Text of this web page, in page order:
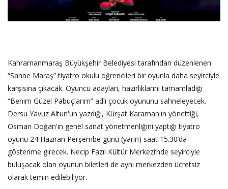
Kahramanmaraş Büyükşehir Belediyesi tarafından düzenlenen
“Sahne Maraş” tiyatro okulu öğrencileri bir oyunla daha seyirciyle
karşısına çıkacak. Oyuncu adayları, hazırlıklarını tamamladığı
“Benim Güzel Pabuçlarım” adlı çocuk oyununu sahneleyecek.
Dersu Yavuz Altun'un yazdığı, Kürşat Karaman'ın yönettiği,
Osman Doğan'ın genel sanat yönetmenliğini yaptığı tiyatro
oyunu 24 Haziran Perşembe günü (yarın) saat 15.30’da
gösterime girecek. Necip Fazıl Kültür Merkezi’nde seyirciyle
buluşacak olan oyunun biletleri de aynı merkezden ücretsiz
olarak temin edilebiliyor.